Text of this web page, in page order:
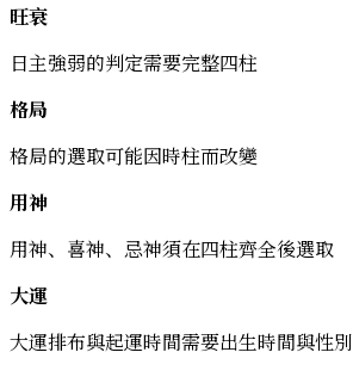
旺衰
日主強弱的判定需要完整四柱
格局
格局的選取可能因時柱而改變
用神
用神、喜神、忌神須在四柱齊全後選取
大運
大運排布與起運時間需要出生時間與性別